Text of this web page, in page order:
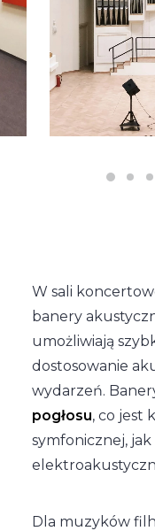
W sali
banery
umożliwiają
dostosowanie
wydarzeń.
pogłosu, co jest
symfonicznej,
Dla muzyków